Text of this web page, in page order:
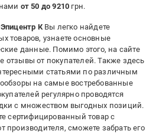
от 50 до 9210 грн.
Эпицентр КВы легко найдете
товаров, узнаете основные
данные. Помимо этого, на сайте
отзывы от покупателей. Также здесь
статьями по различным
на самые востребованные
регулярно проводятся
с множеством выгодных позиций.
сертифицированный товар с
производителя, сможете забрать его